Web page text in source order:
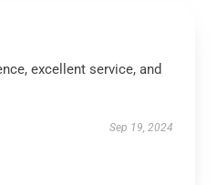
excellent service, and
Sep 19, 2024